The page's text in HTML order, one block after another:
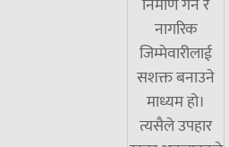
नागरिक
जिम्मेवारीलाई
सशक्त बनाउने
माध्यम हो।
त्यसैले उपहार